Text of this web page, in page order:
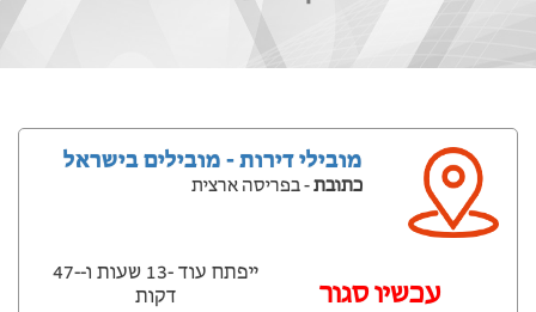
מובילי דירות - מובילים בישראל
כתובת- בפריסה ארצית
‫עכשיו סגור
ייפתח עוד -13 שעות ‫ו--47
דקות